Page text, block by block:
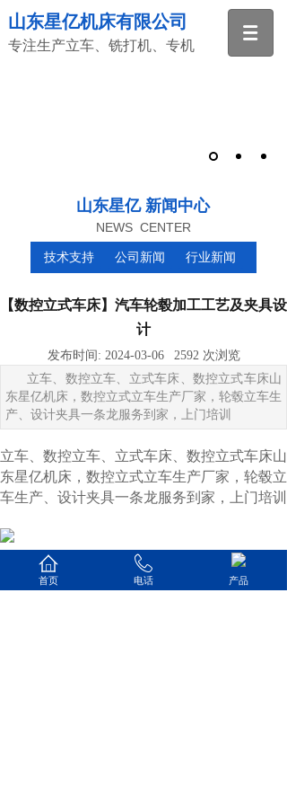
山东星亿机床有限公司
专注生产立车、铣打机、专机
山东星亿 新闻中心
NEWS CENTER
技术支持 公司新闻 行业新闻
【数控立式车床】汽车轮毂加工工艺及夹具设
计
发布时间: 2024-03-06 2592 次浏览
立车、数控立车、立式车床、数控立式车床山
东星亿机床，数控立式立车生产厂家，轮毂立车生
产、设计夹具一条龙服务到家，上门培训
立车、数控立车、立式车床、数控立式车床山
东星亿机床，数控立式立车生产厂家，轮毂立
车生产、设计夹具一条龙服务到家，上门培训
上一篇： 【立式三轴铣打机】汽......
下一篇： 【数控立式车床案例】......
首页 电话 产品